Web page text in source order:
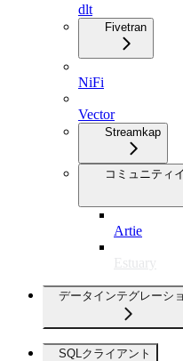
dlt
Fivetran
NiFi
Vector
Streamkap
コミュニティ
Artie
Estuary
データインテグレーシ
SQLクライアント